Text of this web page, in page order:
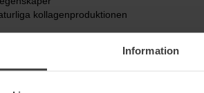
Information
kollagenproduktionen